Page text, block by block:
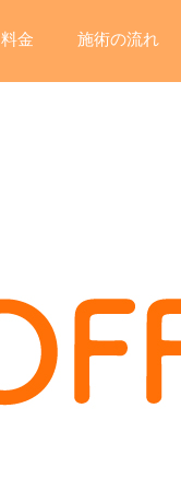
料金 施術の流れ